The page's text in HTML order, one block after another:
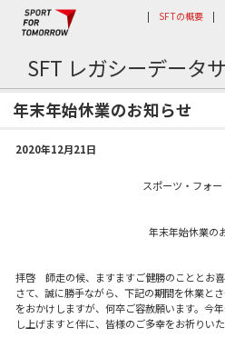
| SFTの概要 |
SFT レガシーデータ
トップ ニュース 年末年始休業のお知
年末年始休業のお知らせ
2020年12月21日
スポーツ・フォ
年末年始休業の
拝啓 師走の候、ますますご健勝のこととお喜
さて、誠に勝手ながら、下記の期間を休業と
をおかけしますが、何卒ご容赦願います。今
し上げますと伴に、皆様のご多幸をお祈りいた